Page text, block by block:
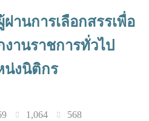
านการเลือกสรรเพื่อ
านราชการทั่วไป
น่งนิติกร
1,064 568